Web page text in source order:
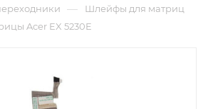
— Шлейфы для матриц
Acer EX 5230E